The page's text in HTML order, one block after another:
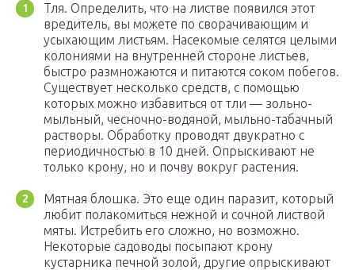
Тля. Определить, что на листве появился этот
вредитель, вы можете по сворачивающим и
усыхающим листьям. Насекомые селятся целыми
колониями на внутренней стороне листьев,
быстро размножаются и питаются соком побегов.
Существует несколько средств, с помощью
которых можно избавиться от тли — зольно-
мыльный, чесночно-водяной, мыльно-табачный
растворы. Обработку проводят двукратно с
периодичностью в 10 дней. Опрыскивают не
только крону, но и почву вокруг растения.
Мятная блошка. Это еще один паразит, который
любит полакомиться нежной и сочной листвой
мяты. Истребить его сложно, но возможно.
Некоторые садоводы посыпают крону
кустарника печной золой, другие опрыскивают